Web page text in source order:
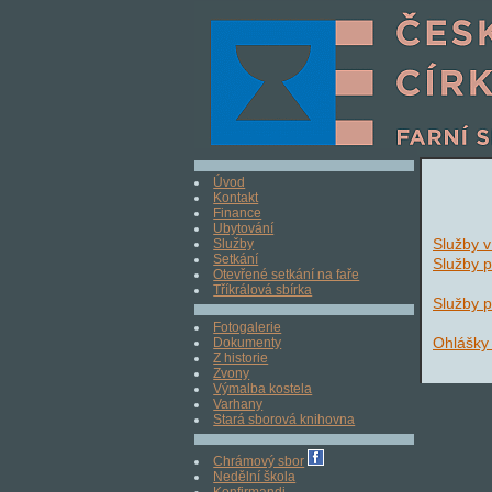
Úvod
Kontakt
Finance
Ubytování
Služby
Setkání
Otevřené setkání na faře
Tříkrálová sbírka
Fotogalerie
Dokumenty
Z historie
Zvony
Výmalba kostela
Varhany
Stará sborová knihovna
Chrámový sbor
Nedělní škola
Služby
Služby
Služby